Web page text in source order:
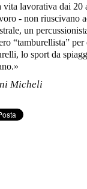
vita lavorativa dai 20
- non riuscivano
un
“tamburellista”
lo sport da
Micheli